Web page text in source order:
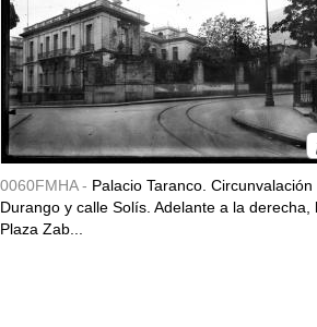
0060FMHA - Palacio Taranco. Circunvalación
Durango y calle Solís. Adelante a la derecha,
Plaza Zab...